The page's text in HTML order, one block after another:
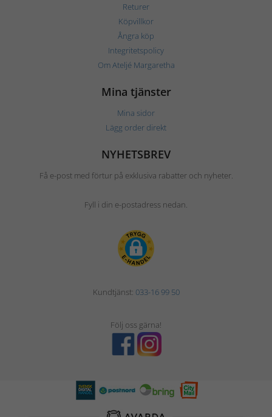
Returer
Köpvillkor
Ångra köp
Integritetspolicy
Om Ateljé Margaretha
Mina tjänster
Mina sidor
Lägg order direkt
NYHETSBREV
Få e-post med förtur på exklusiva rabatter och nyheter.
Fyll i din e-postadress nedan.
Kundtjänst: 033-16 99 50
Följ oss gärna!